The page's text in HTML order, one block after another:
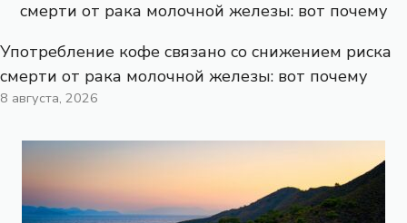
Употребление кофе связано со снижением риска
смерти от рака молочной железы: вот почему
8 августа, 2026